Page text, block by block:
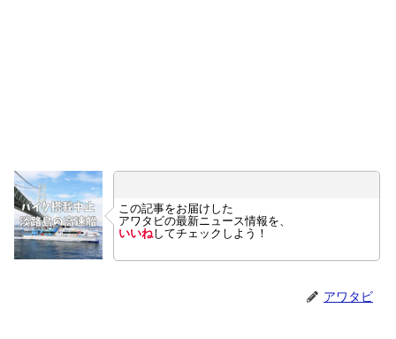
この記事をお届けした
アワタビの最新ニュース情報を、
いいねしてチェックしよう！
アワタビ